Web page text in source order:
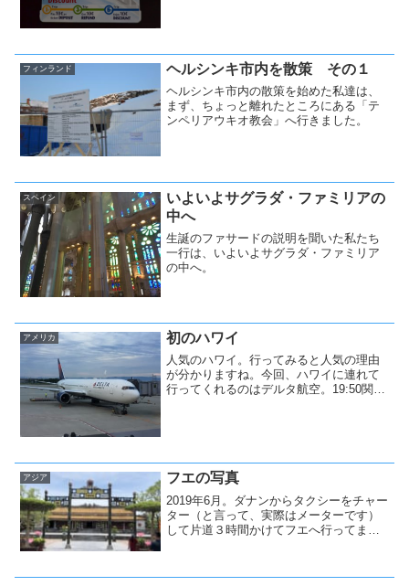
フィンランド ヘルシンキ市内を散策 その１
ヘルシンキ市内の散策を始めた私達は、
まず、ちょっと離れたところにある「テ
ンペリアウキオ教会」へ行きました。
スペイン
いよいよサグラダ・ファミリアの
中へ
生誕のファサードの説明を聞いた私たち
一行は、いよいよサグラダ・ファミリア
の中へ。
アメリカ 初のハワイ
人気のハワイ。行ってみると人気の理由
が分かりますね。今回、ハワイに連れて
行ってくれるのはデルタ航空。19:50関空
アジア フエの写真
2019年6月。ダナンからタクシーをチャー
ター（と言って、実際はメーターです）
して片道３時間かけてフエへ行ってまい